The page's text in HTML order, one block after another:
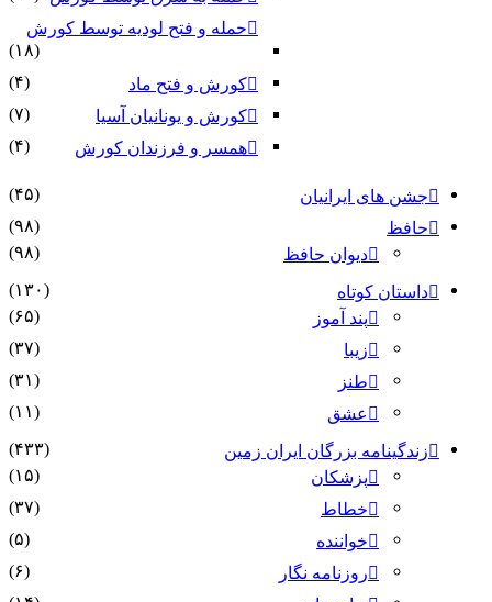
حمله و فتح لودیه توسط کورش
(۱۸)
کورش و فتح ماد
(۴)
کورش و یونانیان آسیا
(۷)
همسر و فرزندان کورش
(۴)
جشن های ایرانیان
(۴۵)
حافظ
(۹۸)
دیوان حافظ
(۹۸)
داستان کوتاه
(۱۳۰)
پند آموز
(۶۵)
زیبا
(۳۷)
طنز
(۳۱)
عشق
(۱۱)
زندگینامه بزرگان ایران زمین
(۴۳۳)
پزشکان
(۱۵)
خطاط
(۳۷)
خواننده
(۵)
روزنامه نگار
(۶)